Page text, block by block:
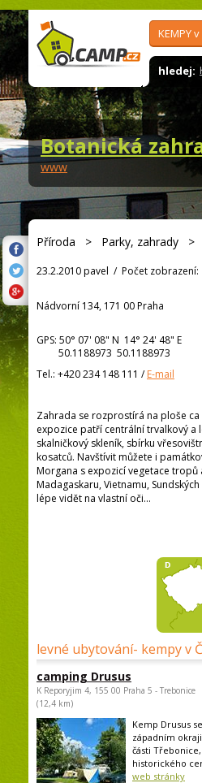
KEMPY v
hledej:
Botanická
www
Příroda > Parky, zahrady >
23.2.2010 pavel / Počet zobrazení:
Nádvorní 134, 171 00 Praha
GPS: 50° 07' 08" N 14° 24' 48" E
50.1188973 50.1188973
Tel.: +420 234 148 111 /E-mail
Zahrada se rozprostírá na ploše
expozice patří centrální trvalkový a
skalničkový skleník, sbírku
kosatců. Navštívit můžete i
Morgana s expozicí vegetace
Madagaskaru, Vietnamu,
lépe vidět na vlastní oči...
levné ubytování- kempy v
camping Drusus
K Reporyjim 4, 155 00 Praha 5 - Trebonice
(12,4 km)
Kemp Drusus
západním
části
historického
web stránky